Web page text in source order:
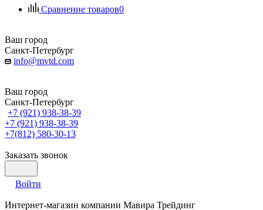
Сравнение товаров0
Ваш город
Санкт-Петербург
info@mvtd.com
Ваш город
Санкт-Петербург
+7 (921) 938-38-39
+7 (921) 938-38-39
+7(812) 580-30-13
Заказать звонок
Войти
Интернет-магазин компании Мавира Трейдинг